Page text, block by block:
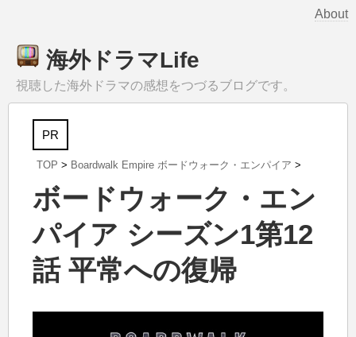
About
海外ドラマLife
視聴した海外ドラマの感想をつづるブログです。
PR
TOP > Boardwalk Empire ボードウォーク・エンパイア >
ボードウォーク・エン
パイア シーズン1第12
話 平常への復帰